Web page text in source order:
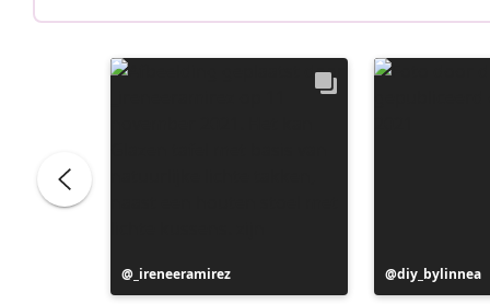
Bericht
gepubliceerd
_ireneeramirez
Bericht
gepubliceerd
diy_bylinnea